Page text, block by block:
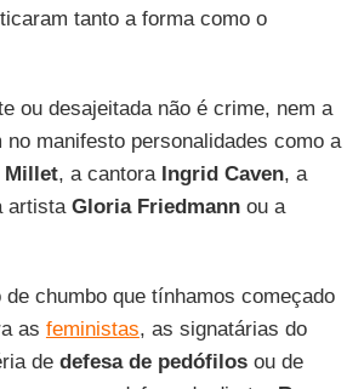
tanto a forma como o
ou desajeitada não é crime, nem a
no manifesto personalidades como a
Millet, a cantora Ingrid Caven, a
artista Gloria Friedmannou a
chumbo que tínhamos começado
as feministas, as signatárias do
de defesa de pedófilosou de